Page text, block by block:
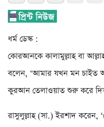
ধর্ম ডেস্ক :
কোরআনকে কালামুল্লাহ বা
বলেন, ‘আমার যখন মন চাইত
কুরআন তেলাওয়াত শুরু করে
রাসুলুল্লাহ (সা.) ইরশাদ করেন,